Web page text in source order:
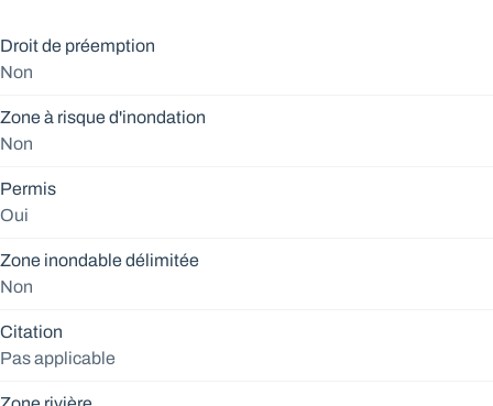
Droit de préemption
Non
Zone à risque d'inondation
Non
Permis
Oui
Zone inondable délimitée
Non
Citation
Pas applicable